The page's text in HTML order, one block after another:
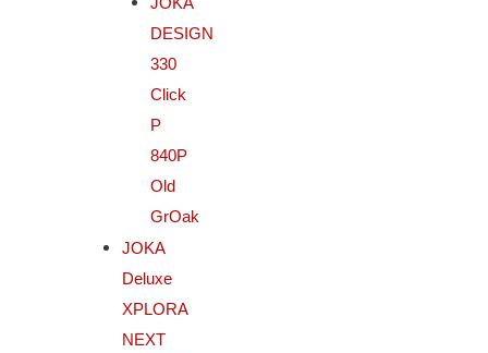
DESIGN
330
Click
P
840P
Old
GrOak
JOKA
Deluxe
XPLORA
NEXT